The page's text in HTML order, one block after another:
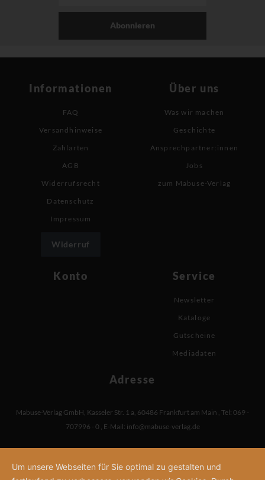
Abonnieren
Informationen
FAQ
Versandhinweise
Zahlarten
AGB
Widerrufsrecht
Datenschutz
Impressum
Widerruf
Über uns
Was wir machen
Geschichte
Ansprechpartner:innen
Jobs
zum Mabuse-Verlag
Konto Service
Newsletter
Kataloge
Gutscheine
Mediadaten
Adresse
Mabuse-Verlag GmbH Kasseler Str. 1 a 60486 Frankfurt am Main Tel: 069 -
707996 - 0 E-Mail: info@mabuse-verlag.de
Um unsere Webseiten für Sie optimal zu gestalten und